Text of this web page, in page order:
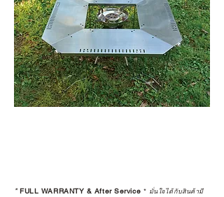
*FULL WARRANTY & After Service * มั่นใจได้กับสินค้ามี